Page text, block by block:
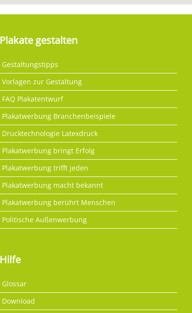
Plakate gestalten
Gestaltungstipps
Vorlagen zur Gestaltung
FAQ Plakatentwurf
Plakatwerbung Branchenbeispiele
Drucktechnologie Latexdruck
Plakatwerbung bringt Erfolg
Plakatwerbung trifft jeden
Plakatwerbung macht bekannt
Plakatwerbung berührt Menschen
Politische Außenwerbung
Hilfe
Glossar
Download